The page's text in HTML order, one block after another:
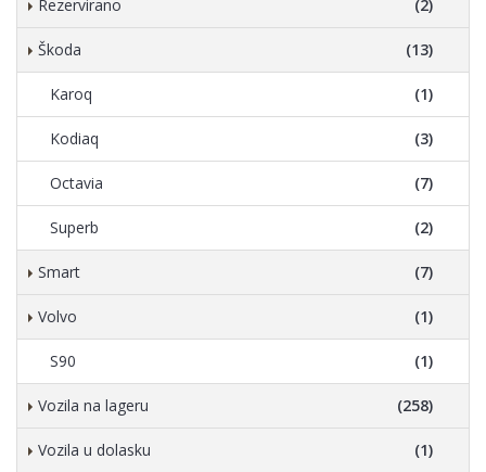
Rezervirano (2)
Škoda (13)
Karoq (1)
Kodiaq (3)
Octavia (7)
Superb (2)
Smart (7)
Volvo (1)
S90 (1)
Vozila na lageru (258)
Vozila u dolasku (1)